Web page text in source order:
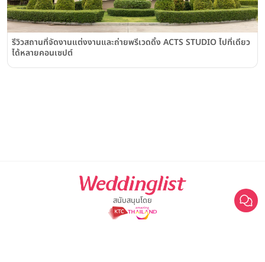
รีวิวสถานที่จัดงานแต่งงานและถ่ายพรีเวดดิ้ง ACTS STUDIO ไปที่เดียว
ได้หลายคอนเซปต์
สนับสนุนโดย